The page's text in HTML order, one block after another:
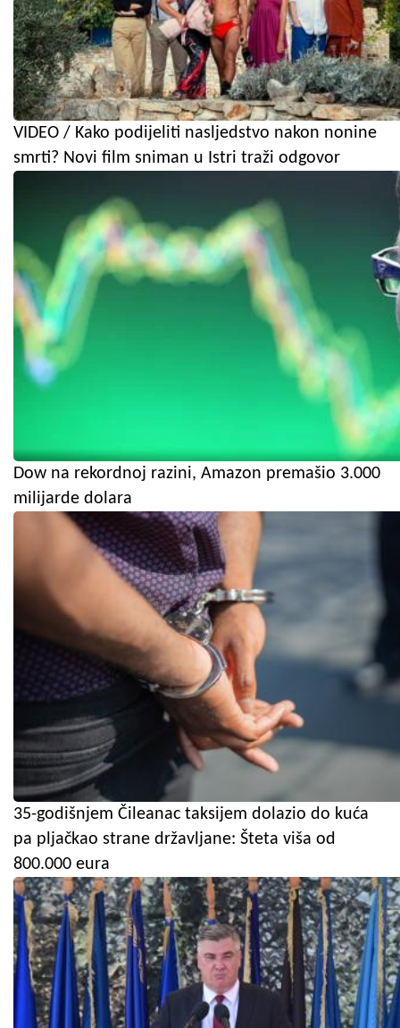
VIDEO / Kako podijeliti nasljedstvo nakon nonine
smrti? Novi film sniman u Istri traži odgovor
Dow na rekordnoj razini, Amazon premašio 3.000
milijarde dolara
35-godišnjem Čileanac taksijem dolazio do kuća
pa pljačkao strane državljane: Šteta viša od
800.000 eura